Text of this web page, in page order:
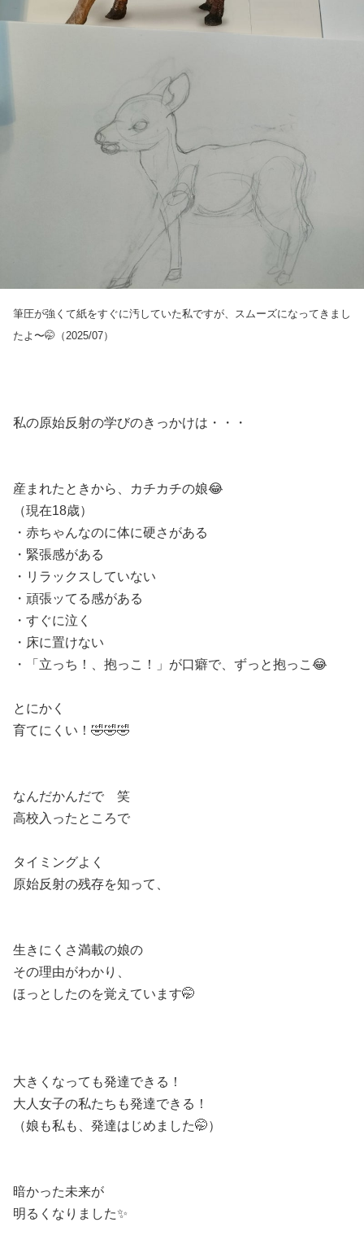
筆圧が強くて紙をすぐに汚していた私ですが、スムーズになってきまし
たよ〜🤭（2025/07）
私の原始反射の学びのきっかけは・・・
産まれたときから、カチカチの娘😂
（現在18歳）
・赤ちゃんなのに体に硬さがある
・緊張感がある
・リラックスしていない
・頑張ッてる感がある
・すぐに泣く
・床に置けない
・「立っち！、抱っこ！」が口癖で、ずっと抱っこ😂
とにかく
育てにくい！🤣🤣🤣
なんだかんだで 笑
高校入ったところで
タイミングよく
原始反射の残存を知って、
生きにくさ満載の娘の
その理由がわかり、
ほっとしたのを覚えています🤭
大きくなっても発達できる！
大人女子の私たちも発達できる！
（娘も私も、発達はじめました🤭）
暗かった未来が
明るくなりました✨